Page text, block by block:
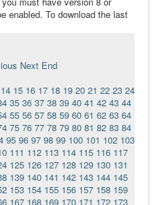
enabled. To download the last
Next End
14 15 16 17 18 19 20 21 22 23 24
35 36 37 38 39 40 41 42 43 44
55 56 57 58 59 60 61 62 63 64
75 76 77 78 79 80 81 82 83 84
95 96 97 98 99 100 101 102 103
111 112 113 114 115 116 117
125 126 127 128 129 130 131
139 140 141 142 143 144 145
153 154 155 156 157 158 159
167 168 169 170 171 172 173